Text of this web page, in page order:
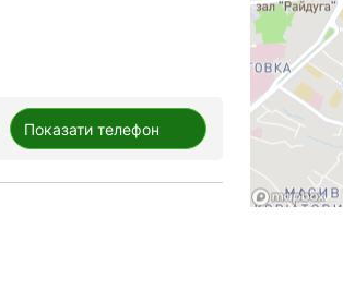
Показати телефон